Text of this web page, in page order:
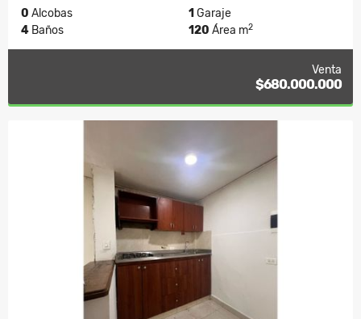
0 Alcobas 1 Garaje
4 Baños 120 Área m2
Venta
$680.000.000